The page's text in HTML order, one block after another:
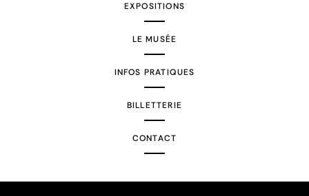
EXPOSITIONS
LE MUSÉE
INFOS PRATIQUES
BILLETTERIE
CONTACT